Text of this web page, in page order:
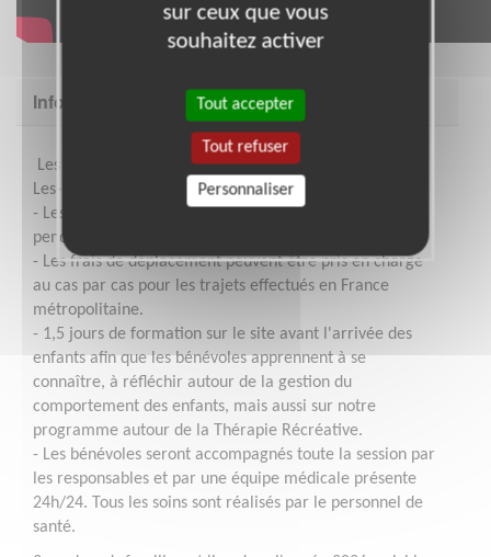
Informations complémentaires
Les séjours se déroulent en Ile de France, à Mandres-
Les-Roses (94)
- Les bénévoles sont logés et nourris gratuitement
pendant toute la durée du séjour.
- Les frais de déplacement peuvent être pris en charge
au cas par cas pour les trajets effectués en France
métropolitaine.
- 1,5 jours de formation sur le site avant l'arrivée des
enfants afin que les bénévoles apprennent à se
connaître, à réfléchir autour de la gestion du
comportement des enfants, mais aussi sur notre
programme autour de la Thérapie Récréative.
- Les bénévoles seront accompagnés toute la session par
les responsables et par une équipe médicale présente
24h/24. Tous les soins sont réalisés par le personnel de
santé.
sur ceux que vous
souhaitez activer
Tout accepter
Tout refuser
Personnaliser